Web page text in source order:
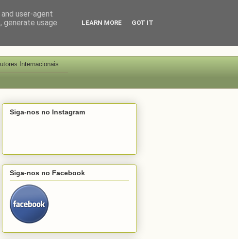
Internacionais
Siga-nos no Instagram
Siga-nos no Facebook
user-agent
generate usage
LEARN MORE GOT IT